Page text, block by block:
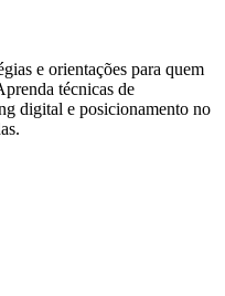
e orientações para quem
técnicas de
digital e posicionamento no